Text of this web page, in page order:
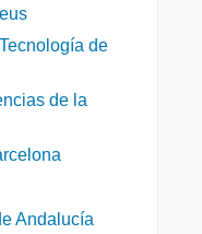
de
de la
Andalucía